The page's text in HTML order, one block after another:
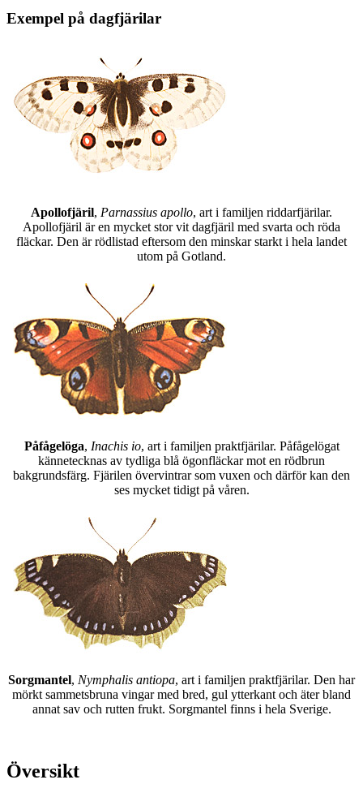
Exempel på dagfjärilar
Apollofjäril, Parnassius apollo, art i familjen riddarfjärilar.
Apollofjäril är en mycket stor vit dagfjäril med svarta och röda
fläckar. Den är rödlistad eftersom den minskar starkt i hela landet
utom på Gotland.
Påfågelöga, Inachis io, art i familjen praktfjärilar. Påfågelögat
kännetecknas av tydliga blå ögonfläckar mot en rödbrun
bakgrundsfärg. Fjärilen övervintrar som vuxen och därför kan den
ses mycket tidigt på våren.
Sorgmantel, Nymphalis antiopa, art i familjen praktfjärilar. Den har
mörkt sammetsbruna vingar med bred, gul ytterkant och äter bland
annat sav och rutten frukt. Sorgmantel finns i hela Sverige.
Översikt